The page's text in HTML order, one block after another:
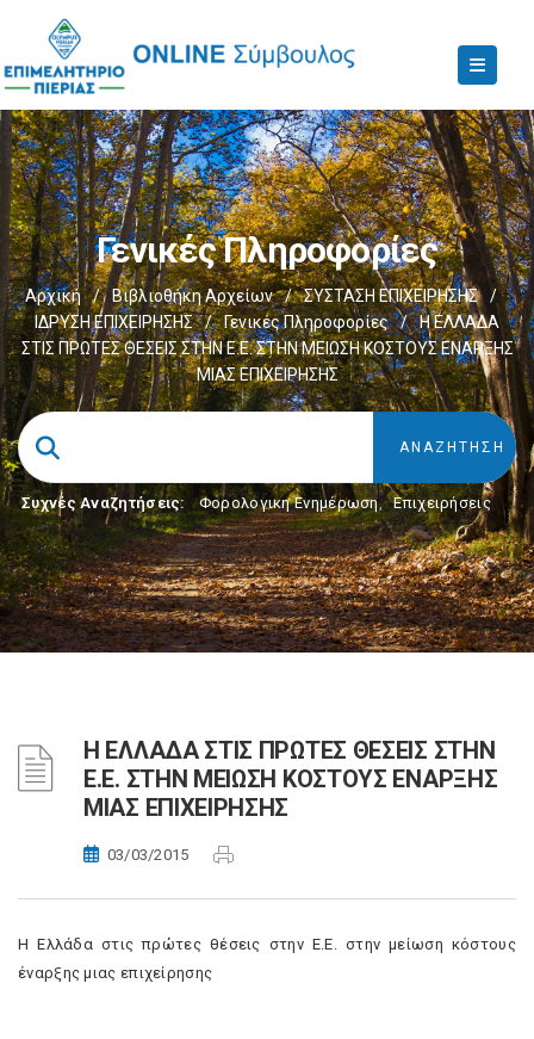
Γενικές Πληροφορίες
Αρχική / Βιβλιοθήκη Αρχείων / ΣΥΣΤΑΣΗ ΕΠΙΧΕΙΡΗΣΗΣ
/
ΙΔΡΥΣΗ ΕΠΙΧΕΙΡΗΣΗΣ
/ Γενικές Πληροφορίες /
Η ΕΛΛΑΔΑ
ΣΤΙΣ ΠΡΩΤΕΣ ΘΕΣΕΙΣ ΣΤΗΝ Ε.Ε. ΣΤΗΝ ΜΕΙΩΣΗ ΚΟΣΤΟΥΣ ΕΝΑΡΞΗΣ
ΜΙΑΣ ΕΠΙΧΕΙΡΗΣΗΣ
Συχνές Αναζητήσεις: Φορολογικη Ενημέρωση, Επιχειρήσεις
Η ΕΛΛΑΔΑ ΣΤΙΣ ΠΡΩΤΕΣ ΘΕΣΕΙΣ ΣΤΗΝ
Ε.Ε. ΣΤΗΝ ΜΕΙΩΣΗ ΚΟΣΤΟΥΣ ΕΝΑΡΞΗΣ
ΜΙΑΣ ΕΠΙΧΕΙΡΗΣΗΣ
03/03/2015
Η Ελλάδα στις πρώτες θέσεις στην Ε.Ε. στην μείωση κόστους
έναρξης μιας επιχείρησης